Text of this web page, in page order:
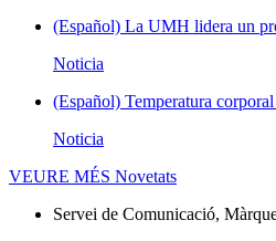
(Español) La UMH lidera un
Noticia
(Español) Temperatura
Noticia
VEURE MÉS Novetats
Servei de Comunicació,